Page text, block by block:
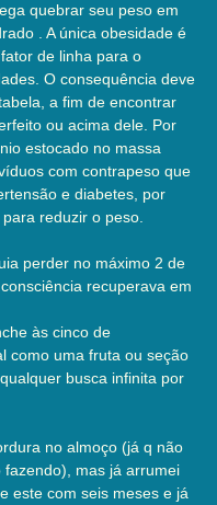
quebrar seu peso em
. A única obesidade é
de linha para o
O consequência deve
a fim de encontrar
ou acima dele. Por
estocado no massa
com contrapeso que
e diabetes, por
reduzir o peso.
perder no máximo 2 de
recuperava em
às cinco de
como uma fruta ou seção
busca infinita por
no almoço (já q não
mas já arrumei
este com seis meses e já